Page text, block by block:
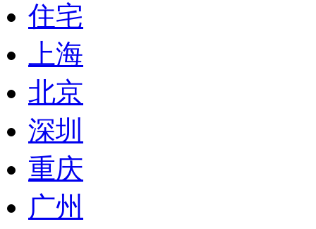
住宅
上海
北京
深圳
重庆
广州